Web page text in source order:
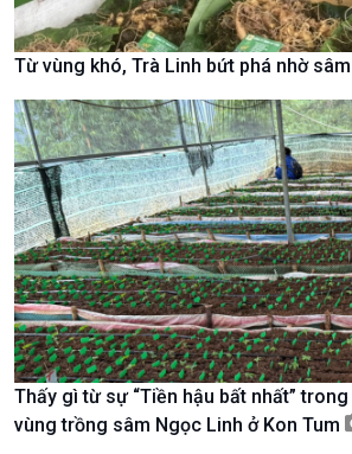
Chính trị
Tin Chính trị
Chính phủ với người dân
Quốc hội với cử tri
Xây dựng đảng
Đảng trong cuộc sống
Nhận diện sự thật
Pháp luật và đời sống
Thế giới
Tin thế
Vấn đề
Hồ sơ
Thế
Biên
bền
Từ vùng khó, Trà Linh bứt phá nhờ
Thấy gì từ sự “Tiền hậu bất nhất”
vùng trồng sâm Ngọc Linh ở Kon Tum